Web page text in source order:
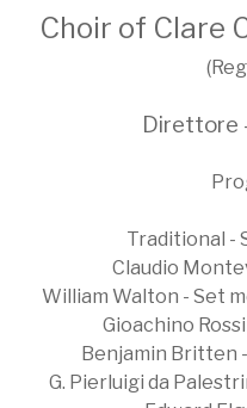
Choir of Clare
Direttore
Traditional -
Claudio
William Walton - Set
Gioachino
Benjamin Britten
G. Pierluigi da